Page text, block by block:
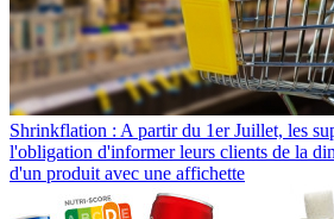
Shrinkflation : A partir du 1er Juillet, les
l'obligation d'informer leurs clients de la
d'un produit avec une affichette